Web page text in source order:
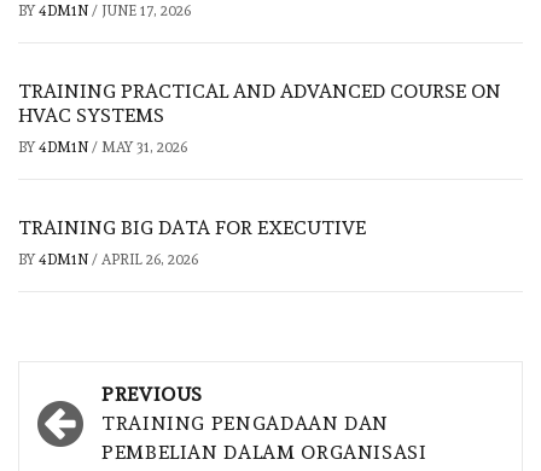
BY 4DM1N / JUNE 17, 2026
TRAINING PRACTICAL AND ADVANCED COURSE ON
HVAC SYSTEMS
BY 4DM1N / MAY 31, 2026
TRAINING BIG DATA FOR EXECUTIVE
BY 4DM1N / APRIL 26, 2026
Post
navigation
PREVIOUS
TRAINING PENGADAAN DAN
PEMBELIAN DALAM ORGANISASI